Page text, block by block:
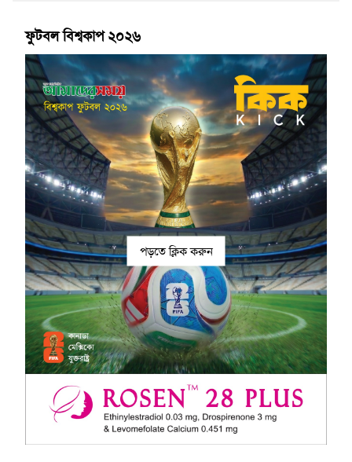
ফুটবল বিশ্বকাপ ২০২৬
পড়তে ক্লিক করুন